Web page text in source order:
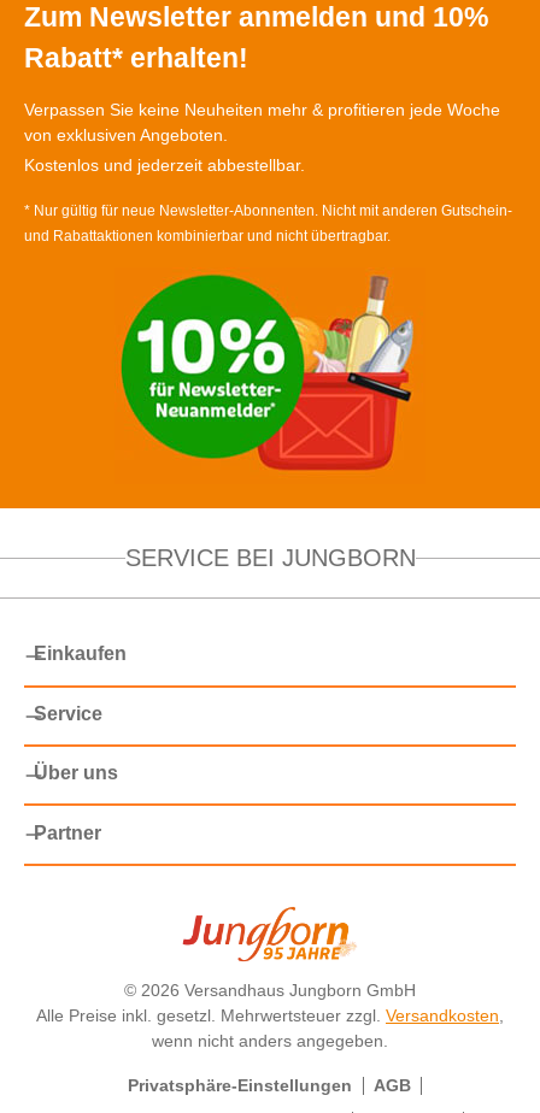
Zum Newsletter anmelden und 10%
Rabatt* erhalten!
Verpassen Sie keine Neuheiten mehr & profitieren jede Woche
von exklusiven Angeboten.
Kostenlos und jederzeit abbestellbar.
* Nur gültig für neue Newsletter-Abonnenten. Nicht mit anderen Gutschein-
und Rabattaktionen kombinierbar und nicht übertragbar.
SERVICE BEI JUNGBORN
Einkaufen
Service
Über uns
Partner
© 2026 Versandhaus Jungborn GmbH
Alle Preise inkl. gesetzl. Mehrwertsteuer zzgl. Versandkosten
wenn nicht anders angegeben.
Privatsphäre-Einstellungen
AGB